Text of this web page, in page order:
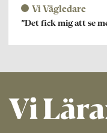
Vi Vägledare
”Det fick mig att se